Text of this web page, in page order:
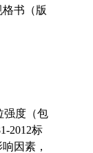
书（版
强度（包
2012标
因素，